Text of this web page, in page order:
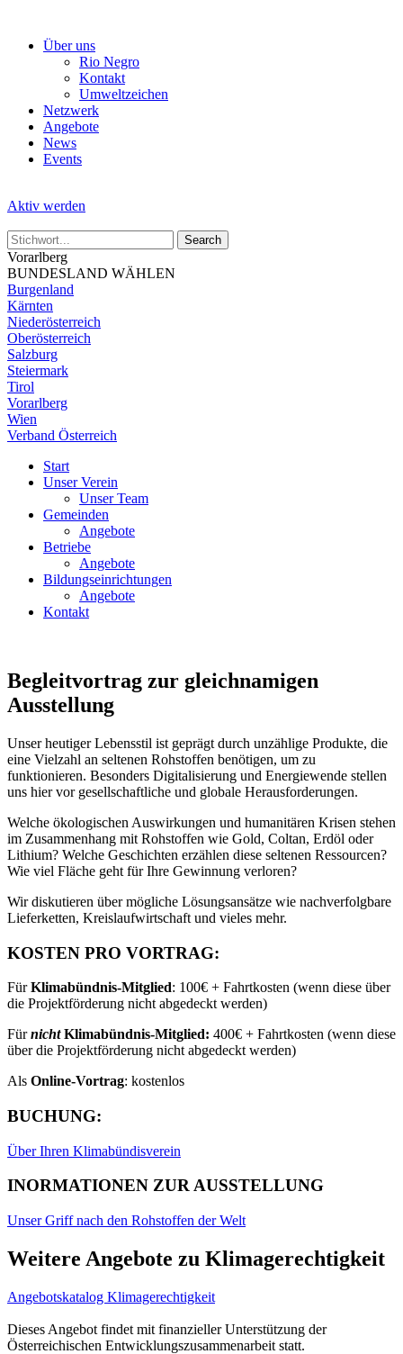
Über uns
Rio Negro
Kontakt
Umweltzeichen
Netzwerk
Angebote
News
Events
Aktiv werden
Vorarlberg
BUNDESLAND WÄHLEN
Burgenland
Kärnten
Niederösterreich
Oberösterreich
Salzburg
Steiermark
Tirol
Vorarlberg
Wien
Verband Österreich
Start
Unser Verein
Unser Team
Gemeinden
Angebote
Betriebe
Angebote
Bildungseinrichtungen
Angebote
Kontakt
Begleitvortrag zur gleichnamigen
Ausstellung
Unser heutiger Lebensstil ist geprägt durch unzählige Produkte, die
eine Vielzahl an seltenen Rohstoffen benötigen, um zu
funktionieren. Besonders Digitalisierung und Energiewende stellen
uns hier vor gesellschaftliche und globale Herausforderungen.
Welche ökologischen Auswirkungen und humanitären Krisen stehen
im Zusammenhang mit Rohstoffen wie Gold, Coltan, Erdöl oder
Lithium? Welche Geschichten erzählen diese seltenen Ressourcen?
Wie viel Fläche geht für Ihre Gewinnung verloren?
Wir diskutieren über mögliche Lösungsansätze wie nachverfolgbare
Lieferketten, Kreislaufwirtschaft und vieles mehr.
KOSTEN PRO VORTRAG:
FürKlimabündnis-Mitglied: 100€ + Fahrtkosten (wenn diese über
die Projektförderung nicht abgedeckt werden)
FürnichtKlimabündnis-Mitglied: 400€ + Fahrtkosten (wenn diese
über die Projektförderung nicht abgedeckt werden)
Als Online-Vortrag: kostenlos
BUCHUNG:
Über Ihren Klimabündisverein
INORMATIONEN ZUR AUSSTELLUNG
Unser Griff nach den Rohstoffen der Welt
Weitere Angebote zu Klimagerechtigkeit
Angebotskatalog Klimagerechtigkeit
Dieses Angebot findet mit finanzieller Unterstützung der
Österreichischen Entwicklungszusammenarbeit statt.